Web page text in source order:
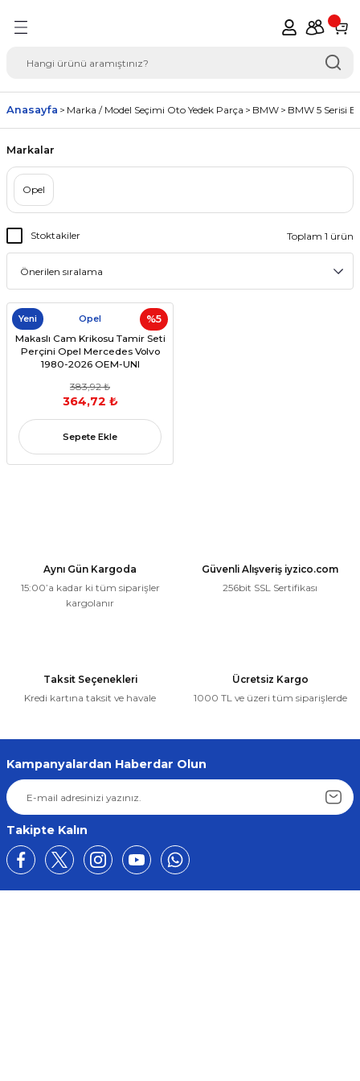
Seçimi Oto Yedek
Anasayfa Marka / Model Seçimi Oto Yedek Parça BMW BMW 5 Serisi
Markalar
Opel
Stoktakiler Toplam 1 ürün
%5
Yeni Opel
Makaslı Cam Krikosu Tamir Seti
Perçini Opel Mercedes Volvo
1980-2026 OEM-UNI
383,92 ₺
364,72 ₺
Sepete Ekle
Aynı Gün Kargoda
15:00’a kadar ki tüm siparişler
kargolanır
Güvenli Alışveriş iyzico.com
256bit SSL Sertifikası
Taksit Seçenekleri
Kredi kartına taksit ve havale
Ücretsiz Kargo
1000 TL ve üzeri tüm siparişlerde
Kampanyalardan Haberdar Olun
Takipte Kalın